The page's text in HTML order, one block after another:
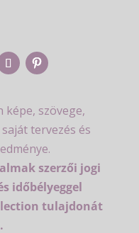
képe, szövege,
tervezés és
szerzői jogi
időbélyeggel
tulajdonát